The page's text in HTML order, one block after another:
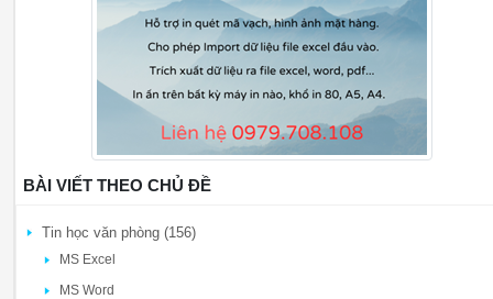
BÀI VIẾT THEO CHỦ ĐỀ
Tin học văn phòng (156)
MS Excel
MS Word